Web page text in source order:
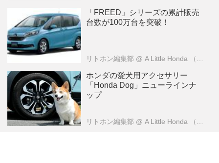
「FREED」シリーズの累計販売
台数が100万台を突破！
リトホン編集部 @ A Little Honda （ア・リトル・ホンダ）編集部
ホンダの愛犬用アクセサリー
「Honda Dog」ニューラインナ
ップ
リトホン編集部 @ A Little Honda （ア・リトル・ホンダ）編集部